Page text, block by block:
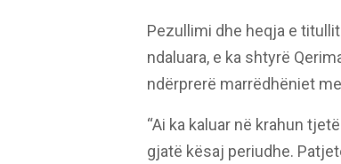
Pezullimi dhe heqja e
ndaluara, e ka shtyrë
ndërprerë marrëdhëniet
“Ai ka kaluar në krahun
gjatë kësaj periudhe.